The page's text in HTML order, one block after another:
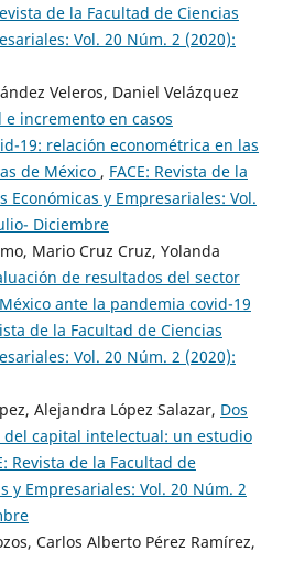
de la Facultad de Ciencias
Vol. 20 Núm. 2 (2020):
Veleros, Daniel Velázquez
e incremento en casos
19: relación econométrica en las
de México , FACE: Revista de la
Económicas y Empresariales: Vol.
Diciembre
Mario Cruz Cruz, Yolanda
de resultados del sector
ante la pandemia covid-19
de la Facultad de Ciencias
Vol. 20 Núm. 2 (2020):
Alejandra López Salazar, Dos
del capital intelectual: un estudio
Revista de la Facultad de
y Empresariales: Vol. 20 Núm. 2
Carlos Alberto Pérez Ramírez,